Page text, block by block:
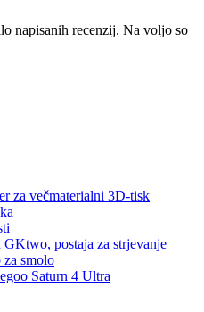
napisanih recenzij. Na voljo so
za večmaterialni 3D-tisk
postaja za strjevanje
smolo
Saturn 4 Ultra